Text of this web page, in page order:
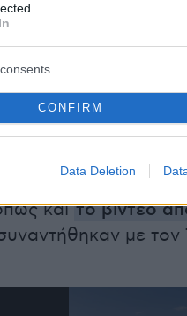
CONFIRM
Data Deletion
ο Πέτρος
του
μέσα στο
την φτάσουν στην
στον προσωπικό του
καιτο βίντεο
με τον